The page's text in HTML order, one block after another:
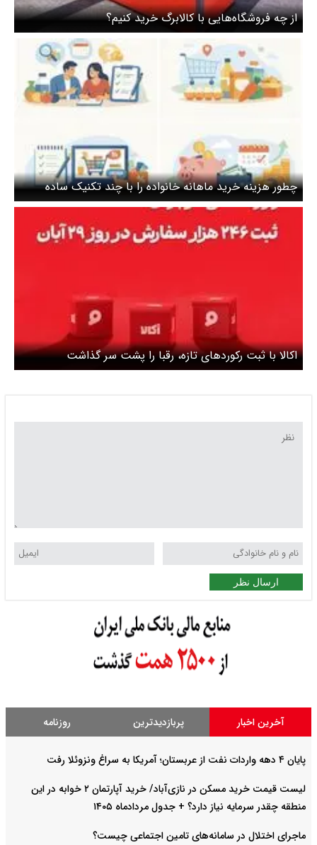
از چه فروشگاه‌هایی با کالابرگ خرید کنیم؟
چطور هزینه خرید ماهانه خانواده را با چند تکنیک ساده
مدیریت کنیم؟
اکالا با ثبت رکوردهای تازه، رقبا را پشت ‌سر گذاشت
ارسال نظر
آخرین اخبار پربازدیدترین روزنامه
پایان ۴ دهه واردات نفت از عربستان؛ آمریکا به سراغ ونزوئلا رفت
لیست قیمت خرید مسکن در نازی‌آباد/ خرید آپارتمان ۲ خوابه در این
منطقه چقدر سرمایه نیاز دارد؟ + جدول مردادماه ۱۴۰۵
ماجرای اختلال در سامانه‌های تامین اجتماعی چیست؟